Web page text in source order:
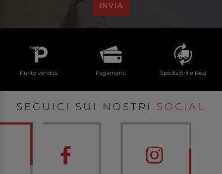
INVIA
Punto vendita Pagamenti Spedizioni e Resi
SEGUICI SUI NOSTRI SOCIAL